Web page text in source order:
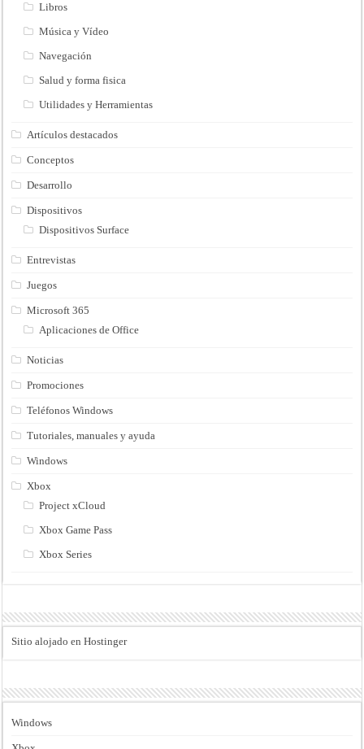
Libros
Música y Vídeo
Navegación
Salud y forma fisica
Utilidades y Herramientas
Artículos destacados
Conceptos
Desarrollo
Dispositivos
Dispositivos Surface
Entrevistas
Juegos
Microsoft 365
Aplicaciones de Office
Noticias
Promociones
Teléfonos Windows
Tutoriales, manuales y ayuda
Windows
Xbox
Project xCloud
Xbox Game Pass
Xbox Series
Sitio alojado en Hostinger
Windows